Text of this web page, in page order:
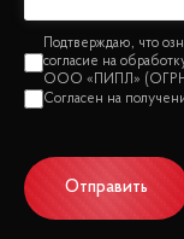
Отправить